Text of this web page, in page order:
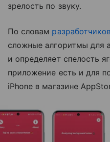
зрелость по звуку.
По словам разработчиков
сложные алгоритмы для
и определяет спелость
приложение есть и для
iPhone в магазине